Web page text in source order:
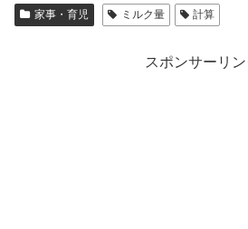
家事・育児 ミルク量 計算
スポンサーリン